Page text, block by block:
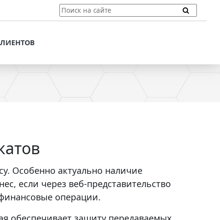
ПОДДЕРЖКА КЛИЕНТОВ
VT-CMF. СПРАВОЧНАЯ
КЛИЕНТОВ
Особенно актуально наличие
если через веб-представительство
операции.